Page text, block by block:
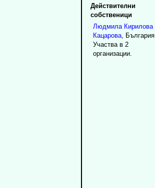
Действителни
собственици
Людмила Кирилова
Кацарова, България
Участва в 2
организации.